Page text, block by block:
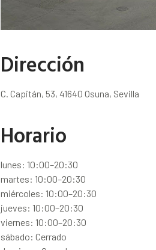
Dirección
C. Capitán, 53, 41640 Osuna, Sevilla
Horario
lunes: 10:00–20:30
martes: 10:00–20:30
miércoles: 10:00–20:30
jueves: 10:00–20:30
viernes: 10:00–20:30
sábado: Cerrado